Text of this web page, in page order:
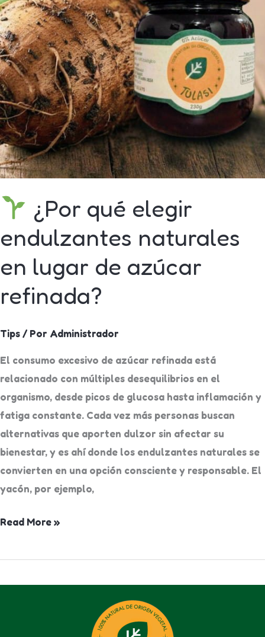
¿Por qué elegir
endulzantes naturales
en lugar de azúcar
refinada?
Tips/ Por Administrador
El consumo excesivo de azúcar refinada está
relacionado con múltiples desequilibrios en el
organismo, desde picos de glucosa hasta inflamación y
fatiga constante. Cada vez más personas buscan
alternativas que aporten dulzor sin afectar su
bienestar, y es ahí donde los endulzantes naturales se
convierten en una opción consciente y responsable. El
yacón, por ejemplo,
refinada?
Read More »